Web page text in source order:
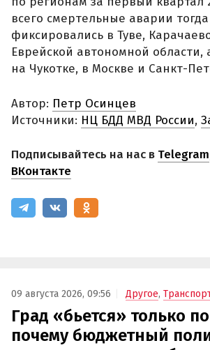
всего смертельные аварии тогда
фиксировались в Туве,
Еврейской автономной области,
на Чукотке, в Москве и Санкт-
Автор: Петр Осинцев
Источники: НЦ БДД МВД России,
Подписывайтесь на нас в Telegram
ВКонтакте
09 августа 2026, 09:56 Другое,
Град «бьется» только
почему бюджетный